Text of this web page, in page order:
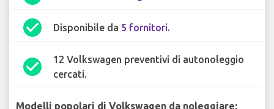
check_circle Disponibile da 5 fornitori.
check_circle
12 Volkswagen preventivi di autonoleggio
cercati.
Modelli popolari di Volkswagen da noleggiare: